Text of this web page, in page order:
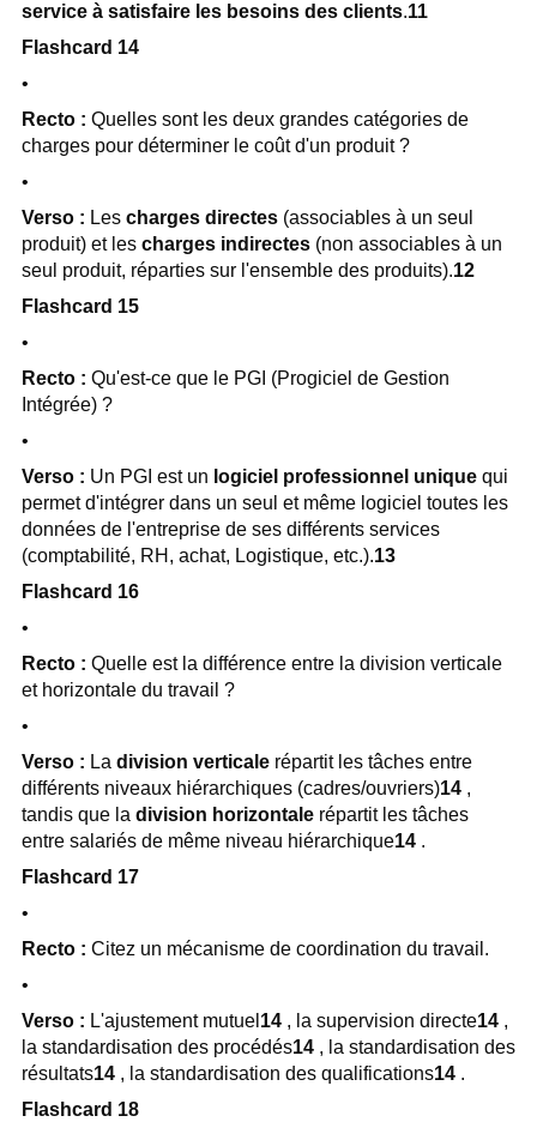
service à satisfaire les besoins des clients.11
Flashcard 14
•
Recto : Quelles sont les deux grandes catégories de
charges pour déterminer le coût d'un produit ?
•
Verso : Les charges directes(associables à un seul
produit) et les charges indirectes(non associables à un
seul produit, réparties sur l'ensemble des produits).12
Flashcard 15
•
Recto : Qu'est-ce que le PGI (Progiciel de Gestion
Intégrée) ?
•
Verso : Un PGI est un logiciel professionnel uniquequi
permet d'intégrer dans un seul et même logiciel toutes les
données de l'entreprise de ses différents services
(comptabilité, RH, achat, Logistique, etc.).13
Flashcard 16
•
Recto : Quelle est la différence entre la division verticale
et horizontale du travail ?
•
Verso : La division verticalerépartit les tâches entre
différents niveaux hiérarchiques (cadres/ouvriers)14 ,
tandis que la division horizontalerépartit les tâches
entre salariés de même niveau hiérarchique14 .
Flashcard 17
•
Recto : Citez un mécanisme de coordination du travail.
•
Verso : L'ajustement mutuel 14 , la supervision directe14 ,
la standardisation des procédés14 , la standardisation des
résultats14 , la standardisation des qualifications14 .
Flashcard 18